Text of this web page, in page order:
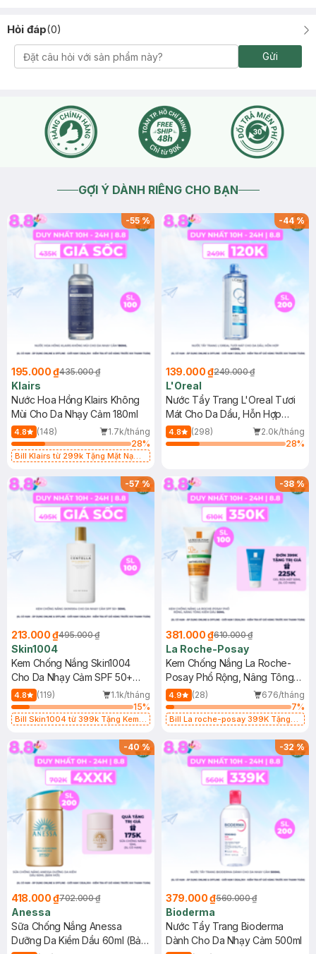
Hỏi đáp(0)
Gửi
GỢI Ý DÀNH RIÊNG CHO BẠN
-55%
195.000 ₫435.000 ₫
Klairs
Nước Hoa Hồng Klairs Không
Mùi Cho Da Nhạy Cảm 180ml
4.8 (148)
1.7k/tháng
28%
Bill Klairs từ 299k Tặng Mặt Nạ
25ml (SL Có Hạn)
-44%
139.000 ₫249.000 ₫
L'Oreal
Nước Tẩy Trang L'Oreal Tươi
Mát Cho Da Dầu, Hỗn Hợp
400ml
4.8 (298)
2.0k/tháng
28%
-57%
213.000 ₫495.000 ₫
Skin1004
Kem Chống Nắng Skin1004
Cho Da Nhạy Cảm SPF 50+
50ml
4.8 (119)
1.1k/tháng
15%
Bill Skin1004 từ 399k Tặng Kem
SPF 50+ 20ml (SL Có Hạn)
-38%
381.000 ₫610.000 ₫
La Roche-Posay
Kem Chống Nắng La Roche-
Posay Phổ Rộng, Nâng Tông
Kiềm Dầu 50ml
4.9 (28)
676/tháng
7%
Bill La roche-posay 399K Tặng
(SL có hạn)
-40%
418.000 ₫702.000 ₫
Anessa
Sữa Chống Nắng Anessa
Dưỡng Da Kiềm Dầu 60ml (Bản
-32%
379.000 ₫560.000 ₫
Bioderma
Nước Tẩy Trang Bioderma
Dành Cho Da Nhạy Cảm 500ml